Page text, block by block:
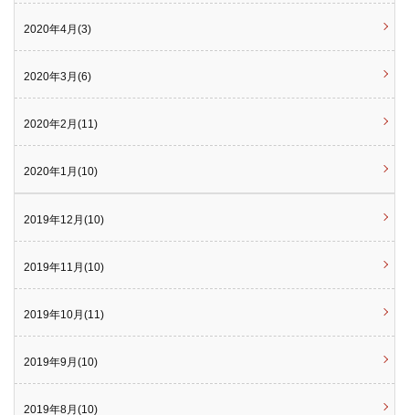
2020年4月(3)
2020年3月(6)
2020年2月(11)
2020年1月(10)
2019年12月(10)
2019年11月(10)
2019年10月(11)
2019年9月(10)
2019年8月(10)